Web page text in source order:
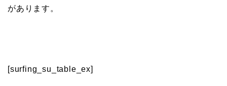
があります。
[surfing_su_table_ex]